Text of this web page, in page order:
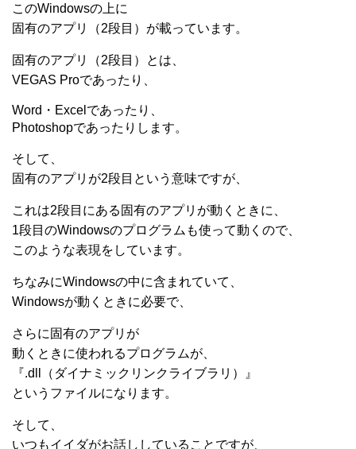
このWindowsの上に
固有のアプリ（2段目）が載っています。
固有のアプリ（2段目）とは、
VEGAS Proであったり、
Word・Excelであったり、
Photoshopであったりします。
そして、
固有のアプリが2段目という意味ですが、
これは2段目にある固有のアプリが動くときに、
1段目のWindowsのプログラムも使って動くので、
このような表現をしています。
ちなみにWindowsの中に含まれていて、
Windowsが動くときに必要で、
さらに固有のアプリが
動くときに使われるプログラムが、
『.dll（ダイナミックリンクライブラリ）』
というファイルになります。
そして、
いつもイイダがお話ししていることですが、